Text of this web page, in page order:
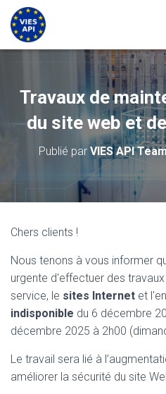
Travaux de
du site web et
Publié par VIES API
Chers clients !
Nous tenons à vous informer
urgente d'effectuer des
service, le sites Internet et
indisponible du 6 décembre
décembre 2025 à 2h00
Le travail sera lié à
améliorer la sécurité du site